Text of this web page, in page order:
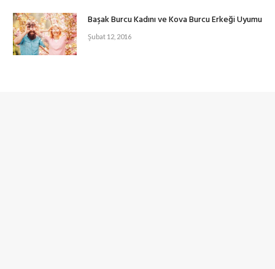
Başak Burcu Kadını ve Kova Burcu Erkeği Uyumu
Şubat 12, 2016